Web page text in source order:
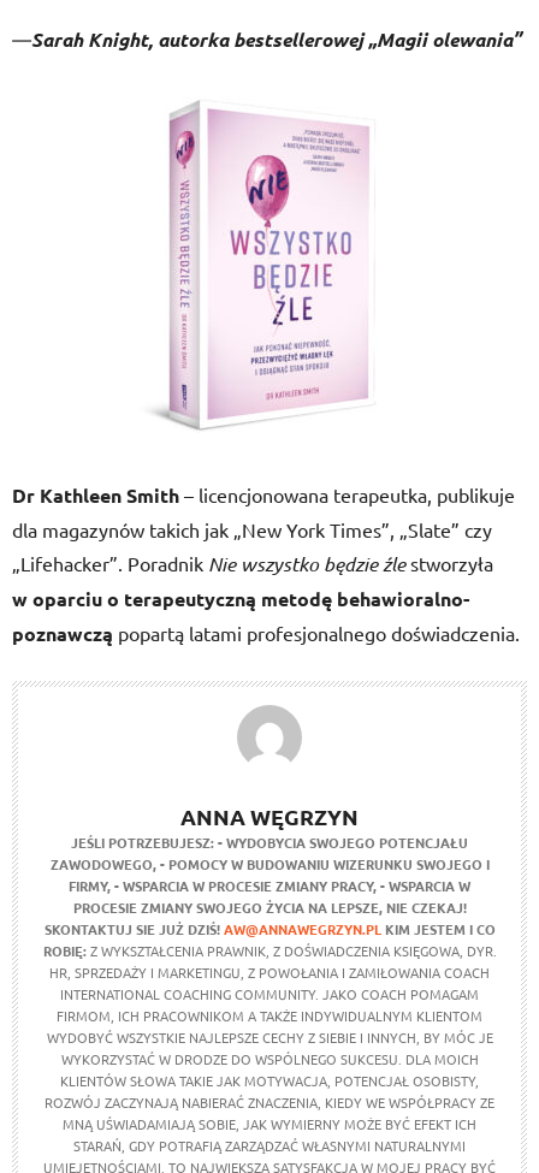
―Sarah Knight, autorka bestsellerowej „Magii olewania”
Dr Kathleen Smith – licencjonowana terapeutka, publikuje
dla magazynów takich jak „New York Times”, „Slate” czy
„Lifehacker”. Poradnik Nie wszystko będzie źlestworzyła
w oparciu o terapeutyczną metodę behawioralno-
poznawczą popartą latami profesjonalnego doświadczenia.
ANNA WĘGRZYN
JEŚLI POTRZEBUJESZ:- WYDOBYCIA SWOJEGO POTENCJAŁU
ZAWODOWEGO, - POMOCY W BUDOWANIU WIZERUNKU SWOJEGO I
FIRMY,- WSPARCIA W PROCESIE ZMIANY PRACY,- WSPARCIA W
PROCESIE ZMIANY SWOJEGO ŻYCIA NA LEPSZE, NIE CZEKAJ!
SKONTAKTUJ SIE JUŻ DZIŚ!AW@ANNAWEGRZYN.PL KIM JESTEM I CO
ROBIĘ:Z WYKSZTAŁCENIA PRAWNIK, Z DOŚWIADCZENIA KSIĘGOWA, DYR.
HR, SPRZEDAŻY I MARKETINGU, Z POWOŁANIA I ZAMIŁOWANIA COACH
INTERNATIONAL COACHING COMMUNITY. JAKO COACH POMAGAM
FIRMOM, ICH PRACOWNIKOM A TAKŻE INDYWIDUALNYM KLIENTOM
WYDOBYĆ WSZYSTKIE NAJLEPSZE CECHY Z SIEBIE I INNYCH, BY MÓC JE
WYKORZYSTAĆ W DRODZE DO WSPÓLNEGO SUKCESU. DLA MOICH
KLIENTÓW SŁOWA TAKIE JAK MOTYWACJA, POTENCJAŁ OSOBISTY,
ROZWÓJ ZACZYNAJĄ NABIERAĆ ZNACZENIA, KIEDY WE WSPÓŁPRACY ZE
MNĄ UŚWIADAMIAJĄ SOBIE, JAK WYMIERNY MOŻE BYĆ EFEKT ICH
STARAŃ, GDY POTRAFIĄ ZARZĄDZAĆ WŁASNYMI NATURALNYMI
UMIEJĘTNOŚCIAMI. TO NAJWIĘKSZA SATYSFAKCJA W MOJEJ PRACY BYĆ